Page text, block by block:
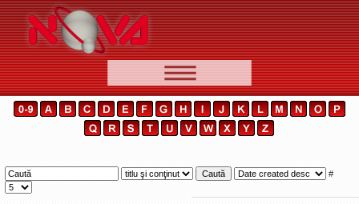
📰 Ştiri
Ştirile Nova TV
#